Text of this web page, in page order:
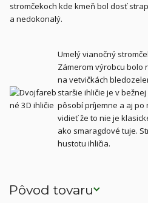
stromčekoch kde kmeň bol dosť
a nedokonalý.
Umelý vianočný
Zámerom výrobcu bolo
na vetvičkách
staršie ihličie je v
pôsobí príjemne a aj
vidieť že to nie je
ako smaragdové tuje.
hustotu ihličia.
Pôvod tovaru